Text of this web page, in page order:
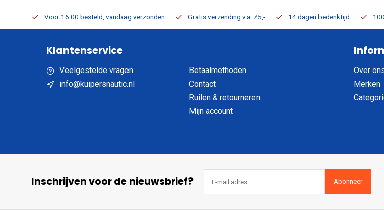
Voor 16:00 besteld, vandaag verzonden Gratis verzending v.a. 75,- 14 dagen bedenktijd
Klantenservice
Veelgestelde vragen
info@kuipersnautic.nl
Betaalmethoden
Contact
Ruilen & retourneren
Mijn account
Over
Merken
Inschrijven voor de nieuwsbrief? Abonneer